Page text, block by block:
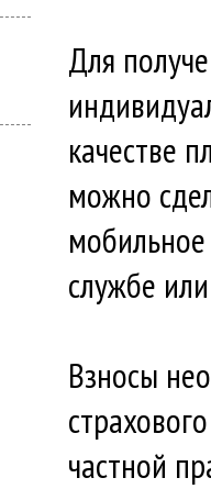
Для
качестве
можно
службе
Взносы
частной